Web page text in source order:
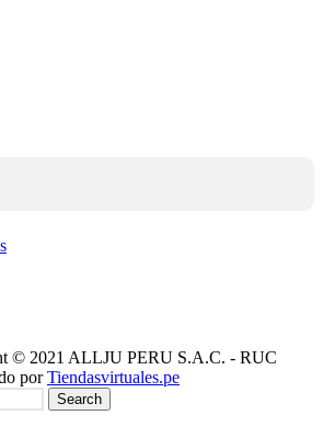
© 2021 ALLJU PERU S.A.C. - RUC
porTiendasvirtuales.pe
Search